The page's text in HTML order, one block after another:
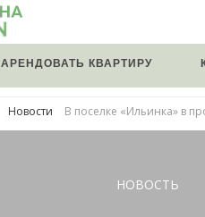
АРЕНДОВАТЬ КВАРТИРУ
Новости В поселке «Ильинка» в
НОВОСТЬ